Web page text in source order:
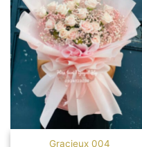
Gracieux 004